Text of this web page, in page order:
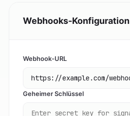
Webhooks-Konfiguration
Webhook-URL
Geheimer Schlüssel